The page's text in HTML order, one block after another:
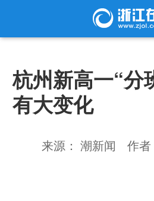
杭州新高一“分
有大变化
来源： 潮新闻 作